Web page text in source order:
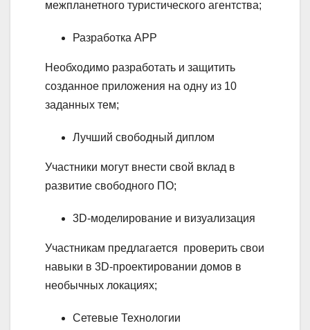
межпланетного туристического агентства;
Разработка APP
Необходимо разработать и защитить
созданное приложения на одну из 10
заданных тем;
Лучший свободный диплом
Участники могут внести свой вклад в
развитие свободного ПО;
3D-моделирование и визуализация
Участникам предлагается проверить свои
навыки в 3D-проектировании домов в
необычных локациях;
Сетевые Технологии